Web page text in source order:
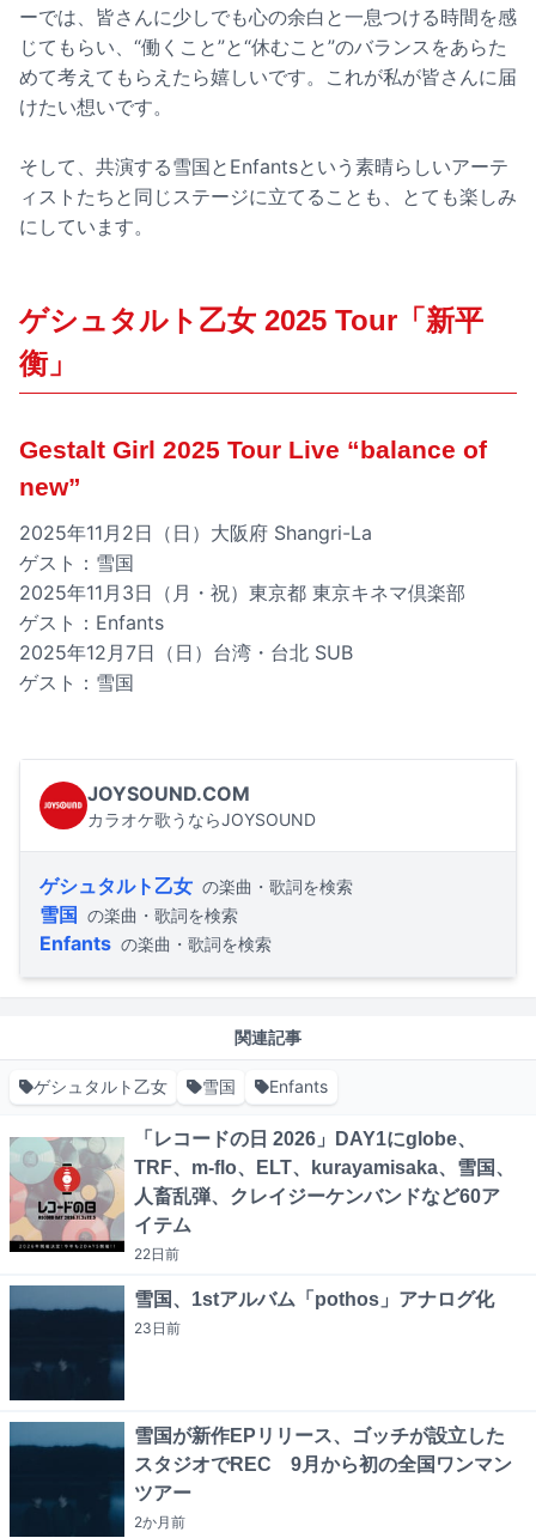
ーでは、皆さんに少しでも心の余白と一息つける時間を感
じてもらい、“働くこと”と“休むこと”のバランスをあらた
めて考えてもらえたら嬉しいです。これが私が皆さんに届
けたい想いです。
そして、共演する雪国とEnfantsという素晴らしいアーテ
ィストたちと同じステージに立てることも、とても楽しみ
にしています。
ゲシュタルト乙女 2025 Tour「新平
衡」
Gestalt Girl 2025 Tour Live “balance of
new”
2025年11月2日（日）大阪府 Shangri-La
ゲスト：雪国
2025年11月3日（月・祝）東京都 東京キネマ倶楽部
ゲスト：Enfants
2025年12月7日（日）台湾・台北 SUB
ゲスト：雪国
JOYSOUND.COM
カラオケ歌うならJOYSOUND
ゲシュタルト乙女 の楽曲・歌詞を検索
雪国 の楽曲・歌詞を検索
Enfants の楽曲・歌詞を検索
関連記事
ゲシュタルト乙女 雪国 Enfants
「レコードの日 2026」DAY1にglobe、
TRF、m-flo、ELT、kurayamisaka、雪国、
人畜乱弾、クレイジーケンバンドなど60ア
イテム
22日前
雪国、1stアルバム「pothos」アナログ化
23日前
雪国が新作EPリリース、ゴッチが設立した
スタジオでREC 9月から初の全国ワンマン
ツアー
2か月前